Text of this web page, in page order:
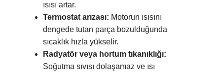
ısısı artar.
Termostat arızası: Motorun ısısını
dengede tutan parça bozulduğunda
sıcaklık hızla yükselir.
Radyatör veya hortum tıkanıklığı:
Soğutma sıvısı dolaşamaz ve ısı